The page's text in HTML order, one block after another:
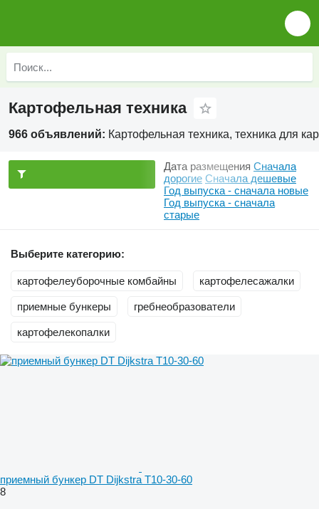
Картофельная техника
966 объявлений: Картофельная техника, техника для
Дата размещения Сначала
дорогие Сначала дешевые
Год выпуска - сначала новые
Год выпуска - сначала
старые
Выберите категорию:
картофелеуборочные комбайны картофелесажалки
приемные бункеры гребнеобразователи
картофелекопалки
приемный бункер DT Dijkstra T10-30-60
8